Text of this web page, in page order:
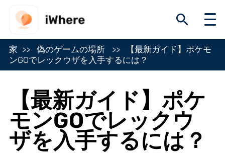
家 偽のゲームの場所
【最新ガイド】ポケモ
ンGOでレックウザを入手するには？
【最新ガイド】ポケ
モンGOでレックウ
ザを入手するには？